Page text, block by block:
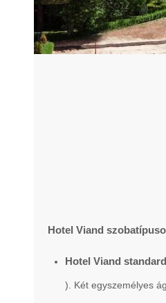
Hotel Viand
Hotel Viand
). Két egyszemélyes